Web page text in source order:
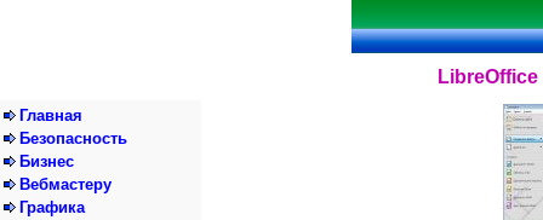
LibreOffice
Главная
Безопасность
Бизнес
Вебмастеру
Графика